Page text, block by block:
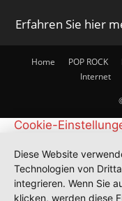
Erfahren Sie hier
Home POP ROCK
Internet
Cookie-
Diese Website
Technologien von
integrieren. Wenn Sie
klicken, werden diese